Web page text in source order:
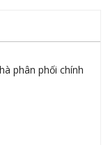
phân phối chính